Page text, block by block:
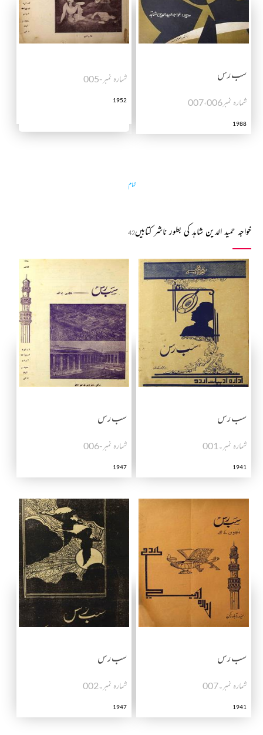
سب رس
شمارہ نمبرـ007،006
1988
شمارہ نمبر-005
1952
تمام
خواجہ حمید الدین شاہد کی بطور ناشر کتابیں42
سب رس
شمارہ نمبر۔001
1941
سب رس
شمارہ نمبر-006
1947
سب رس
شمارہ نمبر۔007
1941
سب رس
شمارہ نمبر۔002
1947